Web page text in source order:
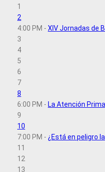
1
2
4:00 PM - XIV Jornadas de
3
4
5
6
7
8
6:00 PM - La Atención
9
10
7:00 PM - ¿Está en peligro
11
12
13